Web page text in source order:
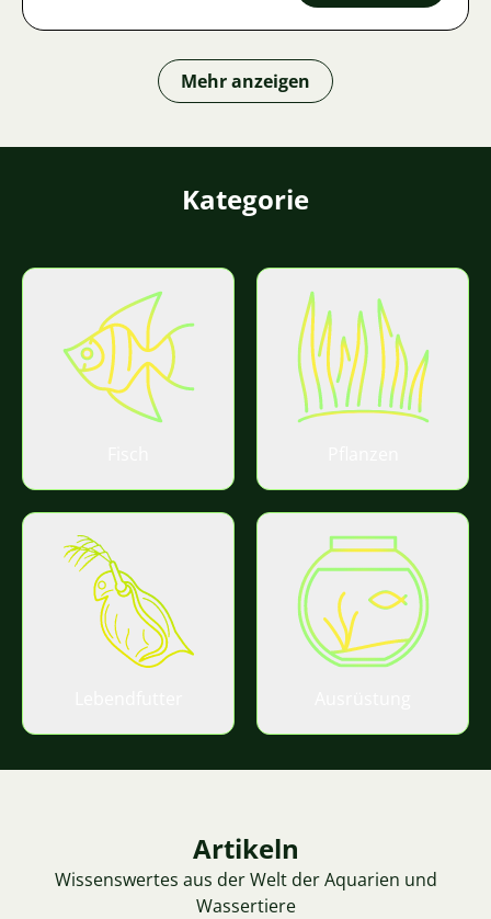
Mehr anzeigen
Kategorie
Artikeln
Wissenswertes aus der Welt der Aquarien und
Wassertiere